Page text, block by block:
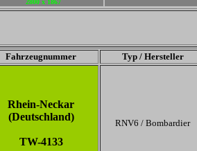
2800 x 1867
Fahrzeugnummer Typ / Hersteller
Rhein-Neckar
(Deutschland)
TW-4133
RNV6 / Bombardier